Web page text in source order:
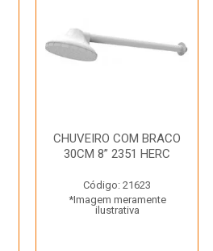
CHUVEIRO COM BRACO
30CM 8” 2351 HERC
Código: 21623
*Imagem meramente
ilustrativa